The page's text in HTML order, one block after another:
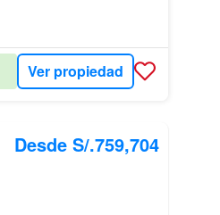
Ver propiedad
Desde S/.759,704